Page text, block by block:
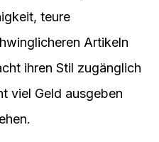
teure
Artikeln
ihren Stil zugänglich
viel Geld ausgeben